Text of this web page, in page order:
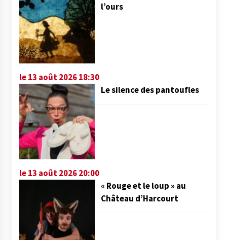
l’ours
le 13 août 2026 18:30
Le silence des pantoufles
le 13 août 2026 20:00
« Rouge et le loup » au
Château d’Harcourt